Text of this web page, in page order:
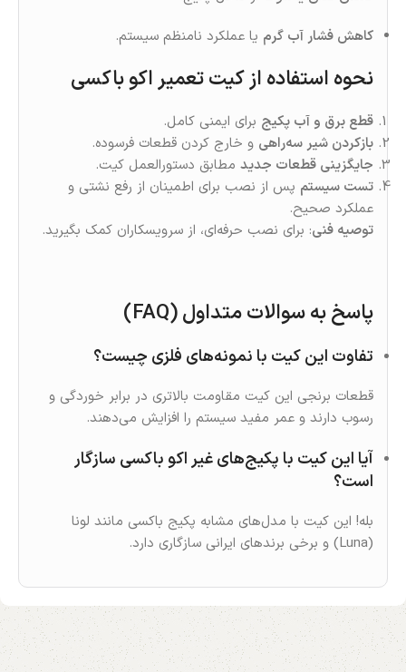
کاهش فشار آب گرم یا عملکرد نامنظم سیستم.
نحوه استفاده از کیت تعمیر اکو باکسی
قطع برق و آب پکیج برای ایمنی کامل.
بازکردن شیر سه‌راهی و خارج کردن قطعات فرسوده.
جایگزینی قطعات جدید مطابق دستورالعمل کیت.
تست سیستم پس از نصب برای اطمینان از رفع نشتی و
عملکرد صحیح.
توصیه فنی: برای نصب حرفه‌ای، از سرویسکاران کمک بگیرید.
پاسخ به سوالات متداول (FAQ)
تفاوت این کیت با نمونه‌های فلزی چیست؟
قطعات برنجی این کیت مقاومت بالاتری در برابر خوردگی و
رسوب دارند و عمر مفید سیستم را افزایش می‌دهند.
آیا این کیت با پکیج‌های غیر اکو باکسی سازگار
است؟
بله! این کیت با مدل‌های مشابه پکیج باکسی مانند لونا
(Luna) و برخی برندهای ایرانی سازگاری دارد.